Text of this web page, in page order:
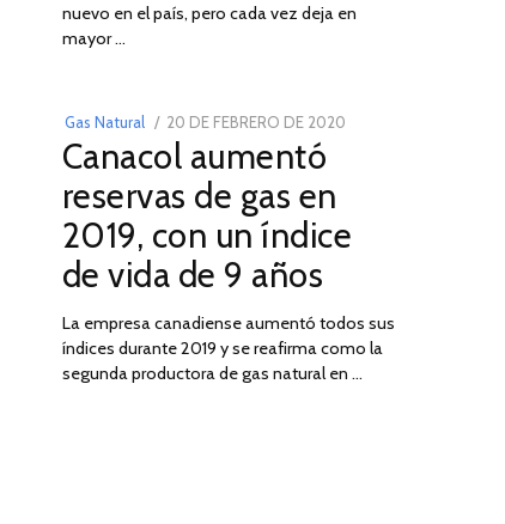
2022
nuevo en el país, pero cada vez deja en
mayor …
03
Gas Natural
POSTED
ON
20 DE FEBRERO DE 2020
2025
Canacol aumentó
reservas de gas en
2019, con un índice
de vida de 9 años
La empresa canadiense aumentó todos sus
índices durante 2019 y se reafirma como la
segunda productora de gas natural en …